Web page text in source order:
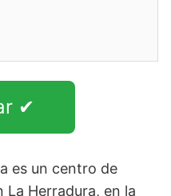
✔
es un centro de
Herradura, en la